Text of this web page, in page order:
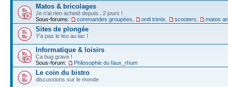
Matos & bricolages
Je n'ai rien acheté depuis...2 jours !
Sous-forums:
commandes groupées ordi trimix scooters matos
Sites de plongée
Y'a pas le feu au lac !
Informatique & loisirs
Ca bug grave !
Sous-forum:
Philosophie du faux_rhum
Le coin du bistro
discussions sur le monde